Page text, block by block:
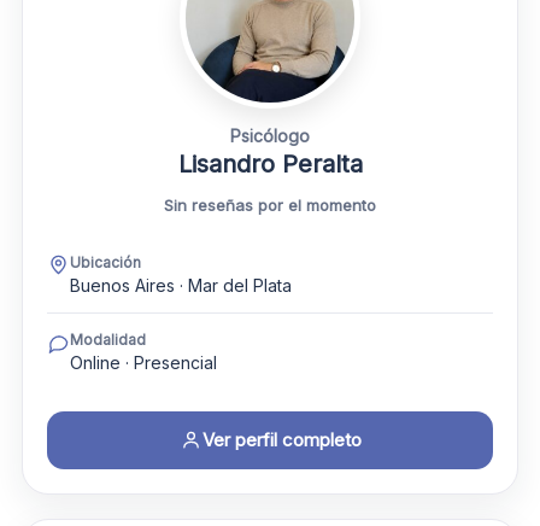
Psicólogo
Lisandro Peralta
Sin reseñas por el momento
Ubicación
Buenos Aires · Mar del Plata
Modalidad
Online · Presencial
Ver perfil completo